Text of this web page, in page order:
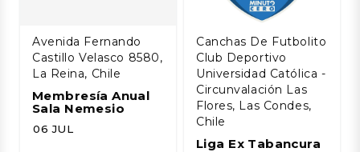
Avenida Fernando
Castillo Velasco 8580,
La Reina, Chile
Membresía Anual
Sala Nemesio
06 JUL
Canchas De Futbolito
Club Deportivo
Universidad Católica -
Circunvalación Las
Flores, Las Condes,
Chile
Liga Ex Tabancura